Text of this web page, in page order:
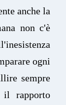
anche la
non c'è
ogni
sempre
il rapporto